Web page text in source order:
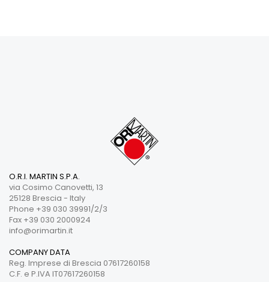
O.R.I. MARTIN S.P.A.
via Cosimo Canovetti, 13
25128 Brescia - Italy
Phone +39 030 39991/2/3
Fax +39 030 2000924
info@orimartin.it
COMPANY DATA
Reg. Imprese di Brescia 07617260158
C.F. e P.IVA IT07617260158